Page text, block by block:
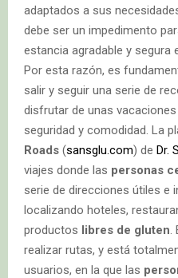
adaptados a sus
debe ser un impedimento
estancia agradable y segura
Por esta razón, es
salir y seguir una serie de
disfrutar de unas vacaciones
seguridad y comodidad. La
Roads (sansglu.com) de Dr.
viajes donde las personas
serie de direcciones útiles e
localizando hoteles,
productos libres de gluten
realizar rutas, y está
usuarios, en la que las